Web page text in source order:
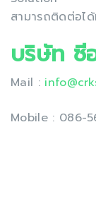
สามารถติดต่อไ
บริษัท ซี
Mail :
Mobile : 086-